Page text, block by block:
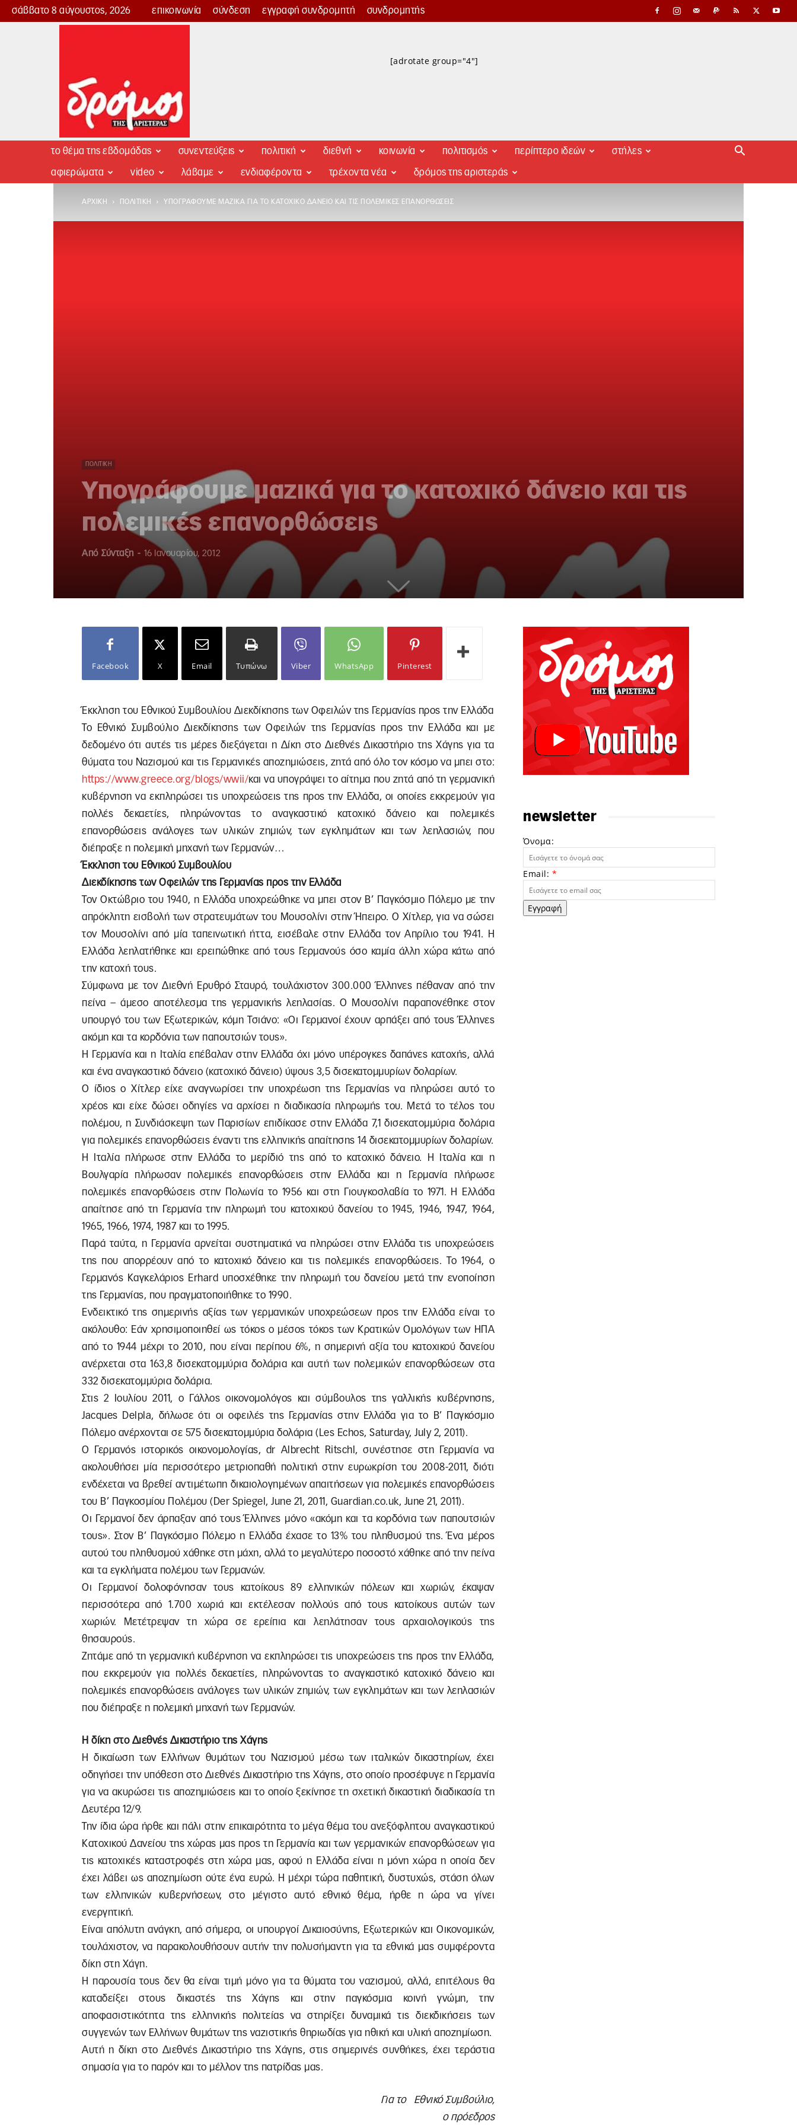
σάββατο 8 αύγουστος, 2026 επικοινωνία σύνδεση εγγραφή συνδρομητή συνδρομητής
Δρόμος
[adrotate group="4"]
το θέμα της εβδομάδας συνεντεύξεις πολιτική διεθνή κοινωνία πολιτισμός περίπτερο ιδεών στήλες
αφιερώματα video λάβαμε ενδιαφέροντα τρέχοντα νέα δρόμος της αριστεράς
ΑΡΧΙΚΉ ΠΟΛΙΤΙΚΉ ΥΠΟΓΡΆΦΟΥΜΕ ΜΑΖΙΚΆ ΓΙΑ ΤΟ ΚΑΤΟΧΙΚΌ ΔΆΝΕΙΟ ΚΑΙ ΤΙΣ ΠΟΛΕΜΙΚΈΣ ΕΠΑΝΟΡΘΏΣΕΙΣ
ΠΟΛΙΤΙΚΉ
Υπογράφουμε μαζικά για το κατοχικό δάνειο και τις
πολεμικές επανορθώσεις
Από Σύνταξη - 16 Ιανουαρίου, 2012
Facebook X Email Τυπώνω Viber WhatsApp Pinterest
Έκκληση του Εθνικού Συμβουλίου Διεκδίκησης των Οφειλών της Γερμανίας προς την Ελλάδα
Το Εθνικό Συμβούλιο Διεκδίκησης των Οφειλών της Γερμανίας προς την Ελλάδα και με
δεδομένο ότι αυτές τις μέρες διεξάγεται η Δίκη στο Διεθνές Δικαστήριο της Χάγης για τα
θύματα του Ναζισμού και τις Γερμανικές αποζημιώσεις, ζητά από όλο τον κόσμο να μπει στο:
https://www.greece.org/blogs/wwii/και να υπογράψει το αίτημα που ζητά από τη γερμανική
κυβέρνηση να εκπληρώσει τις υποχρεώσεις της προς την Ελλάδα, οι οποίες εκκρεμούν για
πολλές δεκαετίες, πληρώνοντας το αναγκαστικό κατοχικό δάνειο και πολεμικές
επανορθώσεις ανάλογες των υλικών ζημιών, των εγκλημάτων και των λεηλασιών, που
διέπραξε η πολεμική μηχανή των Γερμανών…
Έκκληση του Εθνικού Συμβουλίου
Διεκδίκησης των Οφειλών της Γερμανίας προς την Ελλάδα
Τον Οκτώβριο του 1940, η Ελλάδα υποχρεώθηκε να μπει στον Β’ Παγκόσμιο Πόλεμο με την
απρόκλητη εισβολή των στρατευμάτων του Μουσολίνι στην Ήπειρο. Ο Χίτλερ, για να σώσει
τον Μουσολίνι από μία ταπεινωτική ήττα, εισέβαλε στην Ελλάδα τον Απρίλιο του 1941. Η
Ελλάδα λεηλατήθηκε και ερειπώθηκε από τους Γερμανούς όσο καμία άλλη χώρα κάτω από
την κατοχή τους.
Σύμφωνα με τον Διεθνή Ερυθρό Σταυρό, τουλάχιστον 300.000 Έλληνες πέθαναν από την
πείνα – άμεσο αποτέλεσμα της γερμανικής λεηλασίας. Ο Μουσολίνι παραπονέθηκε στον
υπουργό του των Εξωτερικών, κόμη Τσιάνο: «Οι Γερμανοί έχουν αρπάξει από τους Έλληνες
ακόμη και τα κορδόνια των παπουτσιών τους».
Η Γερμανία και η Ιταλία επέβαλαν στην Ελλάδα όχι μόνο υπέρογκες δαπάνες κατοχής, αλλά
και ένα αναγκαστικό δάνειο (κατοχικό δάνειο) ύψους 3,5 δισεκατομμυρίων δολαρίων.
Ο ίδιος ο Χίτλερ είχε αναγνωρίσει την υποχρέωση της Γερμανίας να πληρώσει αυτό το
χρέος και είχε δώσει οδηγίες να αρχίσει η διαδικασία πληρωμής του. Μετά το τέλος του
πολέμου, η Συνδιάσκεψη των Παρισίων επιδίκασε στην Ελλάδα 7,1 δισεκατομμύρια δολάρια
για πολεμικές επανορθώσεις έναντι της ελληνικής απαίτησης 14 δισεκατομμυρίων δολαρίων.
Η Ιταλία πλήρωσε στην Ελλάδα το μερίδιό της από το κατοχικό δάνειο. Η Ιταλία και η
Βουλγαρία πλήρωσαν πολεμικές επανορθώσεις στην Ελλάδα και η Γερμανία πλήρωσε
πολεμικές επανορθώσεις στην Πολωνία το 1956 και στη Γιουγκοσλαβία το 1971. Η Ελλάδα
απαίτησε από τη Γερμανία την πληρωμή του κατοχικού δανείου το 1945, 1946, 1947, 1964,
1965, 1966, 1974, 1987 και το 1995.
Παρά ταύτα, η Γερμανία αρνείται συστηματικά να πληρώσει στην Ελλάδα τις υποχρεώσεις
της που απορρέουν από το κατοχικό δάνειο και τις πολεμικές επανορθώσεις. Το 1964, ο
Γερμανός Καγκελάριος Erhard υποσχέθηκε την πληρωμή του δανείου μετά την ενοποίηση
της Γερμανίας, που πραγματοποιήθηκε το 1990.
Ενδεικτικό της σημερινής αξίας των γερμανικών υποχρεώσεων προς την Ελλάδα είναι το
ακόλουθο: Εάν χρησιμοποιηθεί ως τόκος ο μέσος τόκος των Κρατικών Ομολόγων των ΗΠΑ
από το 1944 μέχρι το 2010, που είναι περίπου 6%, η σημερινή αξία του κατοχικού δανείου
ανέρχεται στα 163,8 δισεκατομμύρια δολάρια και αυτή των πολεμικών επανορθώσεων στα
332 δισεκατομμύρια δολάρια.
Στις 2 Ιουλίου 2011, ο Γάλλος οικονομολόγος και σύμβουλος της γαλλικής κυβέρνησης,
Jacques Delpla, δήλωσε ότι οι οφειλές της Γερμανίας στην Ελλάδα για το Β’ Παγκόσμιο
Πόλεμο ανέρχονται σε 575 δισεκατομμύρια δολάρια (Les Echos, Saturday, July 2, 2011).
Ο Γερμανός ιστορικός οικονομολογίας, dr Albrecht Ritschl, συνέστησε στη Γερμανία να
ακολουθήσει μία περισσότερο μετριοπαθή πολιτική στην ευρωκρίση του 2008-2011, διότι
ενδέχεται να βρεθεί αντιμέτωπη δικαιολογημένων απαιτήσεων για πολεμικές επανορθώσεις
του Β’ Παγκοσμίου Πολέμου (Der Spiegel, June 21, 2011, Guardian.co.uk, June 21, 2011).
Οι Γερμανοί δεν άρπαξαν από τους Έλληνες μόνο «ακόμη και τα κορδόνια των παπουτσιών
τους». Στον Β’ Παγκόσμιο Πόλεμο η Ελλάδα έχασε το 13% του πληθυσμού της. Ένα μέρος
αυτού του πληθυσμού χάθηκε στη μάχη, αλλά το μεγαλύτερο ποσοστό χάθηκε από την πείνα
και τα εγκλήματα πολέμου των Γερμανών.
Οι Γερμανοί δολοφόνησαν τους κατοίκους 89 ελληνικών πόλεων και χωριών, έκαψαν
περισσότερα από 1.700 χωριά και εκτέλεσαν πολλούς από τους κατοίκους αυτών των
χωριών. Μετέτρεψαν τη χώρα σε ερείπια και λεηλάτησαν τους αρχαιολογικούς της
θησαυρούς.
Ζητάμε από τη γερμανική κυβέρνηση να εκπληρώσει τις υποχρεώσεις της προς την Ελλάδα,
που εκκρεμούν για πολλές δεκαετίες, πληρώνοντας το αναγκαστικό κατοχικό δάνειο και
πολεμικές επανορθώσεις ανάλογες των υλικών ζημιών, των εγκλημάτων και των λεηλασιών
που διέπραξε η πολεμική μηχανή των Γερμανών.
Η δίκη στο Διεθνές Δικαστήριο της Χάγης
Η δικαίωση των Ελλήνων θυμάτων του Ναζισμού μέσω των ιταλικών δικαστηρίων, έχει
οδηγήσει την υπόθεση στο Διεθνές Δικαστήριο της Χάγης, στο οποίο προσέφυγε η Γερμανία
για να ακυρώσει τις αποζημιώσεις και το οποίο ξεκίνησε τη σχετική δικαστική διαδικασία τη
Δευτέρα 12/9.
Την ίδια ώρα ήρθε και πάλι στην επικαιρότητα το μέγα θέμα του ανεξόφλητου αναγκαστικού
Κατοχικού Δανείου της χώρας μας προς τη Γερμανία και των γερμανικών επανορθώσεων για
τις κατοχικές καταστροφές στη χώρα μας, αφού η Ελλάδα είναι η μόνη χώρα η οποία δεν
έχει λάβει ως αποζημίωση ούτε ένα ευρώ. Η μέχρι τώρα παθητική, δυστυχώς, στάση όλων
των ελληνικών κυβερνήσεων, στο μέγιστο αυτό εθνικό θέμα, ήρθε η ώρα να γίνει
ενεργητική.
Είναι απόλυτη ανάγκη, από σήμερα, οι υπουργοί Δικαιοσύνης, Εξωτερικών και Οικονομικών,
τουλάχιστον, να παρακολουθήσουν αυτήν την πολυσήμαντη για τα εθνικά μας συμφέροντα
δίκη στη Χάγη.
Η παρουσία τους δεν θα είναι τιμή μόνο για τα θύματα του ναζισμού, αλλά, επιτέλους θα
καταδείξει στους δικαστές της Χάγης και στην παγκόσμια κοινή γνώμη, την
αποφασιστικότητα της ελληνικής πολιτείας να στηρίξει δυναμικά τις διεκδικήσεις των
συγγενών των Ελλήνων θυμάτων της ναζιστικής θηριωδίας για ηθική και υλική αποζημίωση.
Αυτή η δίκη στο Διεθνές Δικαστήριο της Χάγης, στις σημερινές συνθήκες, έχει τεράστια
σημασία για το παρόν και το μέλλον της πατρίδας μας.
Για το Εθνικό Συμβούλιο,
ο πρόεδρος
newsletter
Όνομα:
Email: *
Εγγραφή